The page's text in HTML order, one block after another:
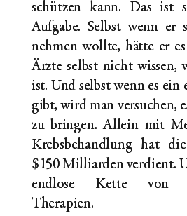
schützen kann. Das ist
Aufgabe. Selbst wenn
nehmen wollte, hätte er
Ärzte selbst nicht wissen,
ist. Und selbst wenn es
gibt, wird man versuchen,
zu bringen. Allein mit
Krebsbehandlung hat
$150 Milliarden verdient.
endlose Kette von
Therapien.